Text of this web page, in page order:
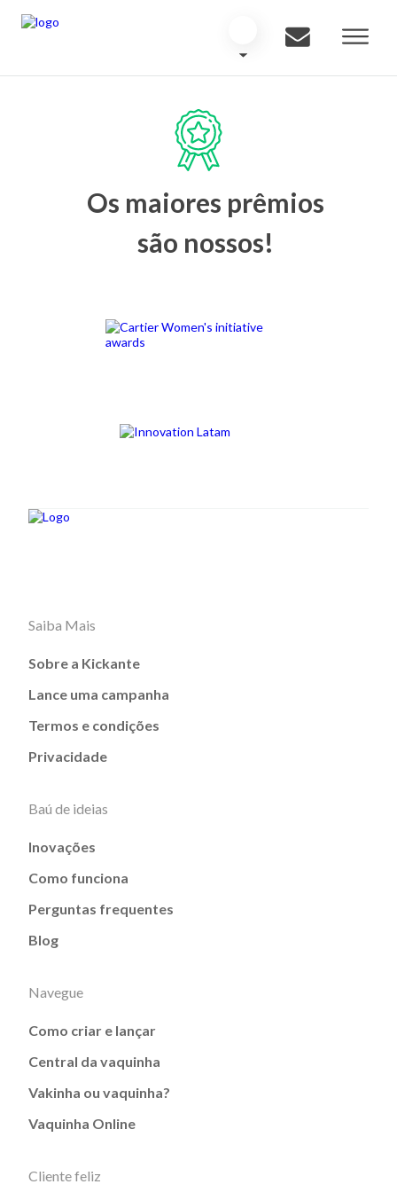
Os maiores prêmios
são nossos!
Saiba Mais
Sobre a Kickante
Lance uma campanha
Termos e condições
Privacidade
Baú de ideias
Inovações
Como funciona
Perguntas frequentes
Blog
Navegue
Como criar e lançar
Central da vaquinha
Vakinha ou vaquinha?
Vaquinha Online
Cliente feliz